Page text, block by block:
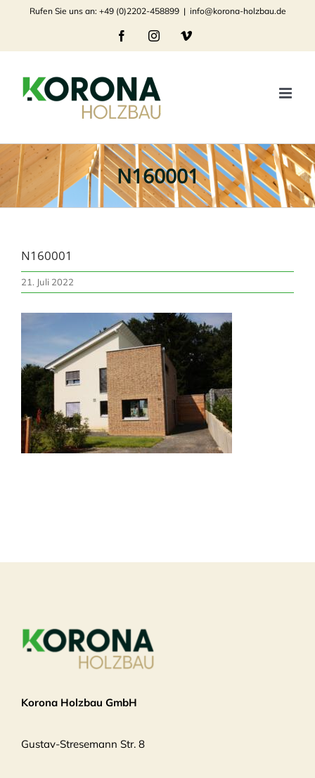
springen
Rufen Sie uns an: +49 (0)2202-458899 | info@korona-holzbau.de
FacebookInstagramVimeo
N160001
N160001
21. Juli 2022
Korona Holzbau GmbH
Gustav-Stresemann Str. 8